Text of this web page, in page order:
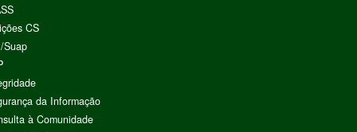
CS
Suap
da Informação
à Comunidade